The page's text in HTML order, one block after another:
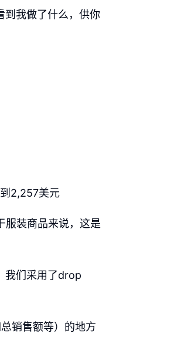
到我做了什么，供你
2,257美元
服装商品来说，这是
我们采用了drop
销售额等）的地方